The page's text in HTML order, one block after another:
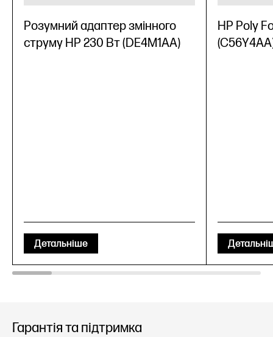
Розумний адаптер змінного
струму HP 230 Вт (DE4M1AA)
Детальніше
HP Poly
Гарантія та підтримка